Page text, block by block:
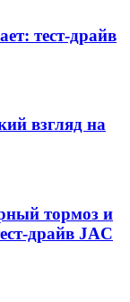
тест-драйв
взгляд на
тормоз и
драйв JAC